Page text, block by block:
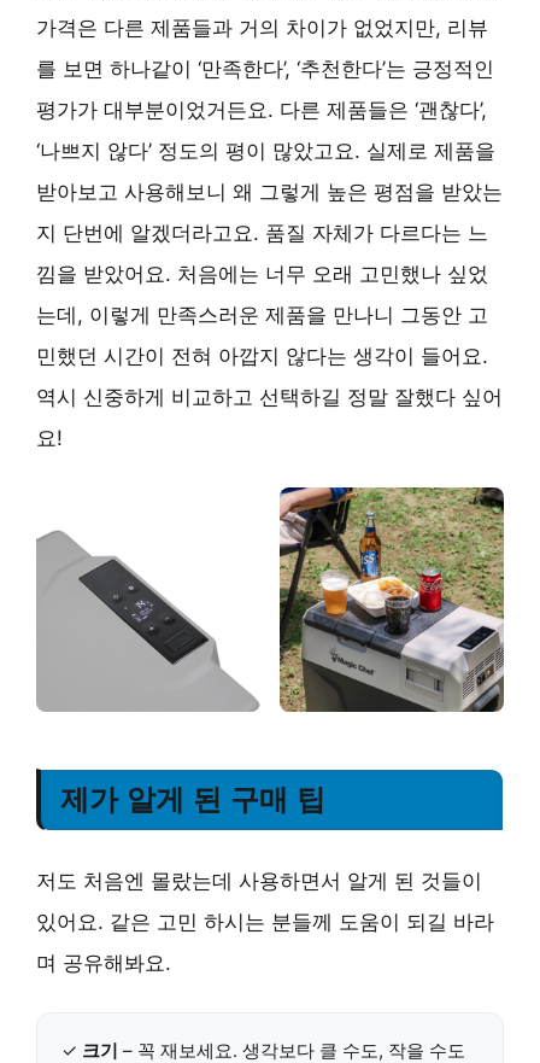
가격은 다른 제품들과 거의 차이가 없었지만, 리뷰
를 보면 하나같이 ‘만족한다’, ‘추천한다’는 긍정적인
평가가 대부분이었거든요. 다른 제품들은 ‘괜찮다’,
‘나쁘지 않다’ 정도의 평이 많았고요. 실제로 제품을
받아보고 사용해보니 왜 그렇게 높은 평점을 받았는
지 단번에 알겠더라고요. 품질 자체가 다르다는 느
낌을 받았어요. 처음에는 너무 오래 고민했나 싶었
는데, 이렇게 만족스러운 제품을 만나니 그동안 고
민했던 시간이 전혀 아깝지 않다는 생각이 들어요.
역시 신중하게 비교하고 선택하길 정말 잘했다 싶어
요!
제가 알게 된 구매 팁
저도 처음엔 몰랐는데 사용하면서 알게 된 것들이
있어요. 같은 고민 하시는 분들께 도움이 되길 바라
며 공유해봐요.
✓ 크기 – 꼭 재보세요. 생각보다 클 수도, 작을 수도